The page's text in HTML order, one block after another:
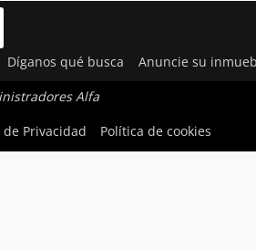
Díganos qué busca Anuncie su
Alfa
de Privacidad Política de cookies